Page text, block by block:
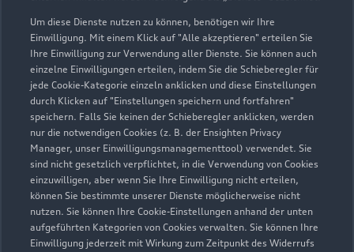
Um diese Dienste nutzen zu können, benötigen wir Ihre
Einwilligung. Mit einem Klick auf "Alle akzeptieren" erteilen Sie
Ihre Einwilligung zur Verwendung aller Dienste. Sie können auch
einzelne Einwilligungen erteilen, indem Sie die Schieberegler für
jede Cookie-Kategorie einzeln anklicken und diese Einstellungen
durch Klicken auf "Einstellungen speichern und fortfahren"
speichern. Falls Sie keinen der Schieberegler anklicken, werden
nur die notwendigen Cookies (z. B. der Ensighten Privacy
Manager, unser Einwilligungsmanagementtool) verwendet. Sie
sind nicht gesetzlich verpflichtet, in die Verwendung von Cookies
einzuwilligen, aber wenn Sie Ihre Einwilligung nicht erteilen,
können Sie bestimmte unserer Dienste möglicherweise nicht
nutzen. Sie können Ihre Cookie-Einstellungen anhand der unten
aufgeführten Kategorien von Cookies verwalten. Sie können Ihre
Einwilligung jederzeit mit Wirkung zum Zeitpunkt des Widerrufs
Service
Geschlossen, öffnet am Donnerstag
07:00
Montag - Freitag
07:00 - 18:00
Samstag -
Sonntag
Geschlossen